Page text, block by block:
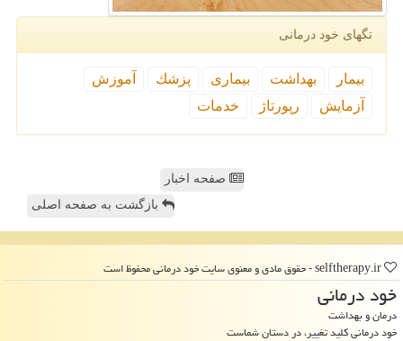
تگهای خود درمانی
بیمار بهداشت بیماری پزشك
آموزش
آزمایش
رپورتاژ خدمات
صفحه اخبار
بازگشت به صفحه اصلی
خود درمانی
درمان و بهداشت
خود درمانی کلید تغییر، در دستان شماست